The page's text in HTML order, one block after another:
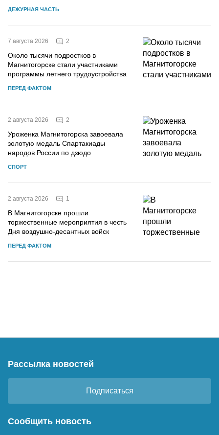
ДЕЖУРНАЯ ЧАСТЬ
7 августа 2026 2
Около тысячи подростков в
Магнитогорске стали участниками
программы летнего трудоустройства
ПЕРЕД ФАКТОМ
2 августа 2026 2
Уроженка Магнитогорска завоевала
золотую медаль Спартакиады
народов России по дзюдо
СПОРТ
2 августа 2026 1
В Магнитогорске прошли
торжественные мероприятия в честь
Дня воздушно-десантных войск
ПЕРЕД ФАКТОМ
Рассылка новостей
Подписаться
Сообщить новость